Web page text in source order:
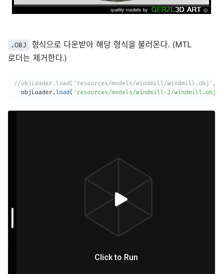
.OBJ
형식으로 다운받아 해당 형식을 불러온다. (MTL
로더는 제거한다.)
//objLoader.load('resources/models/windmill/windmill.obj',
  objLoader
.load( 'resources/models/windmill-2/windmill.obj'